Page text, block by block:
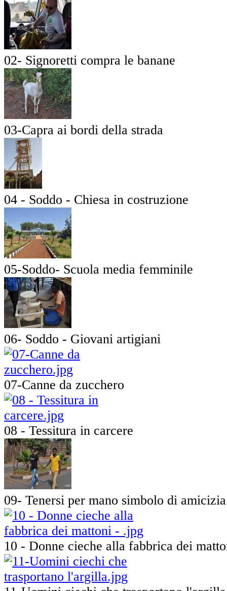
02- Signoretti compra le banane
03-Capra ai bordi della strada
04 - Soddo - Chiesa in costruzione
05-Soddo- Scuola media femminile
06- Soddo - Giovani artigiani
07-Canne da zucchero
08 - Tessitura in carcere
09- Tenersi per mano simbolo di amicizia
10 - Donne cieche alla fabbrica dei